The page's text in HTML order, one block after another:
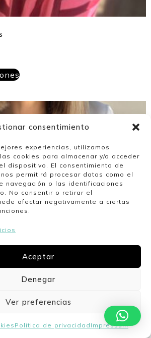
consentimiento
experiencias, utilizamos
cookies para almacenar y/o acceder
dispositivo. El consentimiento de
permitirá procesar datos como el
navegación o las identificaciones
No consentir o retirar el
afectar negativamente a ciertas
Aceptar
Denegar
Ver preferencias
Política de privacidad Impressum